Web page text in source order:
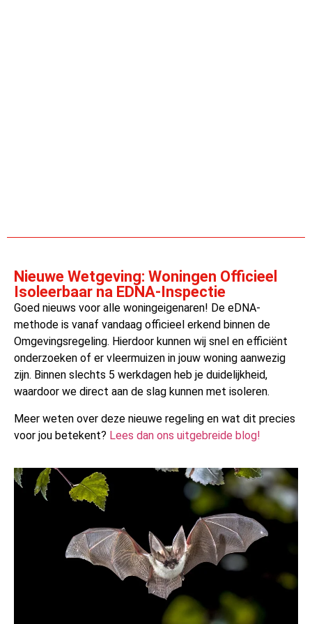
Nieuwe Wetgeving: Woningen Officieel
Isoleerbaar na EDNA-Inspectie
Goed nieuws voor alle woningeigenaren! De eDNA-
methode is vanaf vandaag officieel erkend binnen de
Omgevingsregeling. Hierdoor kunnen wij snel en efficiënt
onderzoeken of er vleermuizen in jouw woning aanwezig
zijn. Binnen slechts 5 werkdagen heb je duidelijkheid,
waardoor we direct aan de slag kunnen met isoleren.
Meer weten over deze nieuwe regeling en wat dit precies
voor jou betekent? Lees dan ons uitgebreide blog!